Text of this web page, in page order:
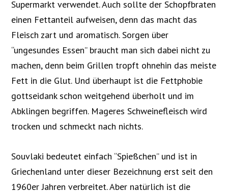
Supermarkt verwendet. Auch sollte der Schopfbraten
einen Fettanteil aufweisen, denn das macht das
Fleisch zart und aromatisch. Sorgen über
“ungesundes Essen” braucht man sich dabei nicht zu
machen, denn beim Grillen tropft ohnehin das meiste
Fett in die Glut. Und überhaupt ist die Fettphobie
gottseidank schon weitgehend überholt und im
Abklingen begriffen. Mageres Schweinefleisch wird
trocken und schmeckt nach nichts.
Souvlaki bedeutet einfach “Spießchen” und ist in
Griechenland unter dieser Bezeichnung erst seit den
1960er Jahren verbreitet. Aber natürlich ist die